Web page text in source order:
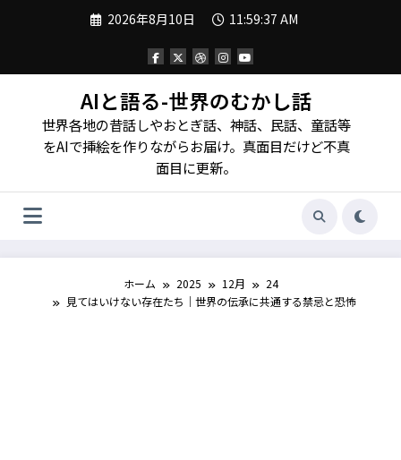
ツ
2026年8月10日 11:59:39 AM
AIと語る-世界のむかし話
世界各地の昔話しやおとぎ話、神話、民話、童話等
をAIで挿絵を作りながらお届け。真面目だけど不真
面目に更新。
ホーム 2025 12月
24
見てはいけない存在たち｜世界の伝承に共通する禁忌と恐怖